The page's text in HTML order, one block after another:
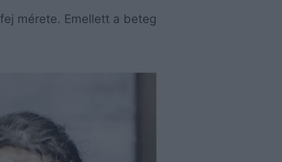
mérete. Emellett a beteg